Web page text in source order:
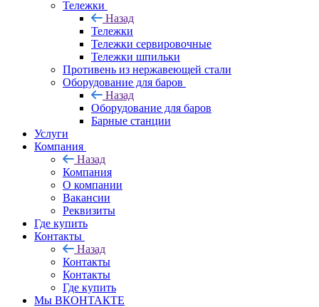
Тележки
Назад
Тележки
Тележки сервировочные
Тележки шпильки
Противень из нержавеющей стали
Оборудование для баров
Назад
Оборудование для баров
Барные станции
Услуги
Компания
Назад
Компания
О компании
Вакансии
Реквизиты
Где купить
Контакты
Назад
Контакты
Контакты
Где купить
Мы ВКОНТАКТЕ